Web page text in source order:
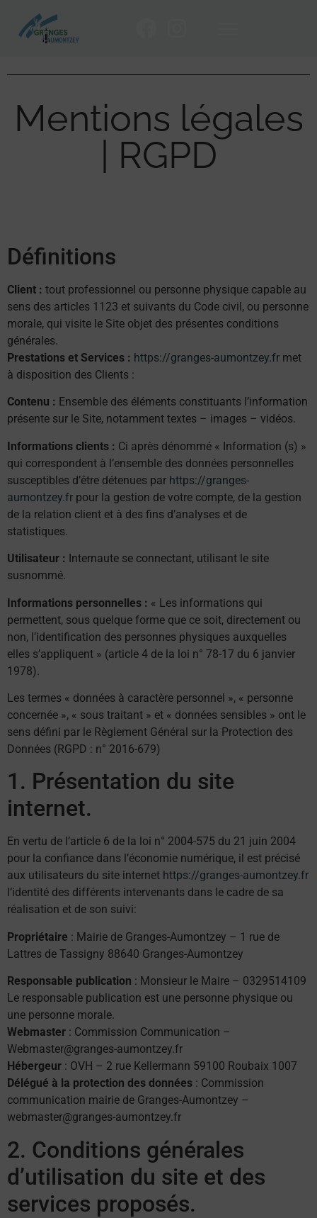
Mentions légales
| RGPD
Définitions
Client : tout professionnel ou personne physique capable au
sens des articles 1123 et suivants du Code civil, ou personne
morale, qui visite le Site objet des présentes conditions
générales.
Prestations et Services : https://granges-aumontzey.fr met
à disposition des Clients :
Contenu : Ensemble des éléments constituants l’information
présente sur le Site, notamment textes – images – vidéos.
Informations clients : Ci après dénommé « Information (s) »
qui correspondent à l’ensemble des données personnelles
susceptibles d’être détenues par https://granges-
aumontzey.fr pour la gestion de votre compte, de la gestion
de la relation client et à des fins d’analyses et de
statistiques.
Utilisateur : Internaute se connectant, utilisant le site
susnommé.
Informations personnelles : « Les informations qui
permettent, sous quelque forme que ce soit, directement ou
non, l’identification des personnes physiques auxquelles
elles s’appliquent » (article 4 de la loi n° 78-17 du 6 janvier
1978).
Les termes « données à caractère personnel », « personne
concernée », « sous traitant » et « données sensibles » ont le
sens défini par le Règlement Général sur la Protection des
Données (RGPD : n° 2016-679)
1. Présentation du site
internet.
En vertu de l’article 6 de la loi n° 2004-575 du 21 juin 2004
pour la confiance dans l’économie numérique, il est précisé
aux utilisateurs du site internet https://granges-aumontzey.fr
l’identité des différents intervenants dans le cadre de sa
réalisation et de son suivi:
Propriétaire : Mairie de Granges-Aumontzey – 1 rue de
Lattres de Tassigny 88640 Granges-Aumontzey
Responsable publication : Monsieur le Maire – 0329514109
Le responsable publication est une personne physique ou
une personne morale.
Webmaster : Commission Communication –
Webmaster@granges-aumontzey.fr
Hébergeur : OVH – 2 rue Kellermann 59100 Roubaix 1007
Délégué à la protection des données : Commission
communication mairie de Granges-Aumontzey –
webmaster@granges-aumontzey.fr
2. Conditions générales
d’utilisation du site et des
services proposés.